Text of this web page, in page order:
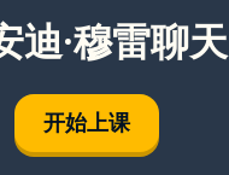
迪·穆雷聊天
开始上课